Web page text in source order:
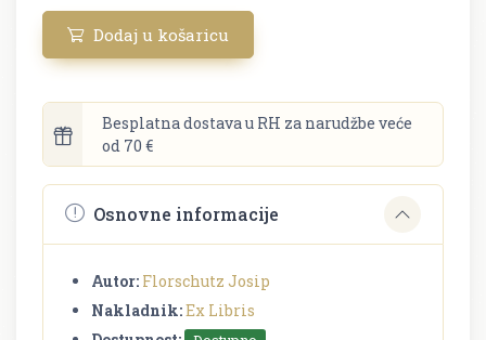
Dodaj u košaricu
Besplatna dostava u RH za narudžbe veće
od 70 €
Osnovne informacije
Autor: Florschutz Josip
Nakladnik:Ex Libris